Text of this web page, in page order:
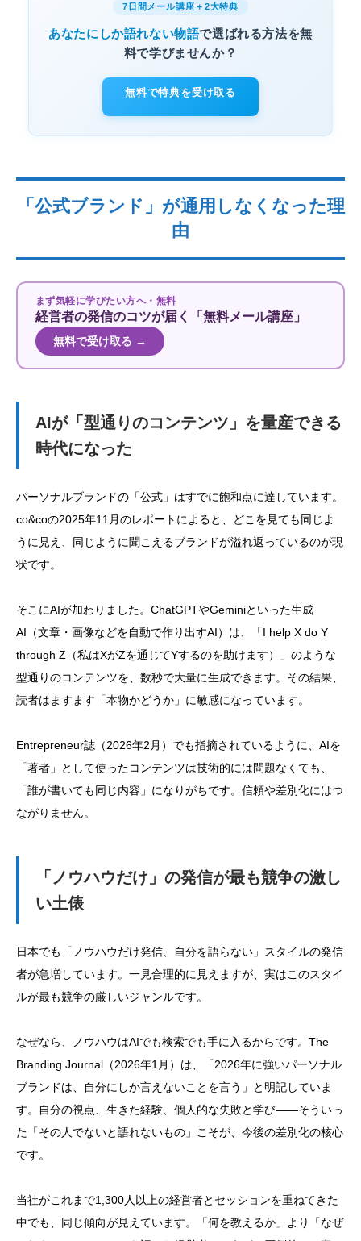
7日間メール講座＋2大特典
あなたにしか語れない物語で選ばれる方法を無
料で学びませんか？
無料で特典を受け取る
「公式ブランド」が通用しなくなった理
由
まず気軽に学びたい方へ・無料
経営者の発信のコツが届く「無料メール講座」
無料で受け取る →
AIが「型通りのコンテンツ」を量産できる
時代になった
パーソナルブランドの「公式」はすでに飽和点に達しています。
co&coの2025年11月のレポートによると、どこを見ても同じよ
うに見え、同じように聞こえるブランドが溢れ返っているのが現
状です。
そこにAIが加わりました。ChatGPTやGeminiといった生成
AI（文章・画像などを自動で作り出すAI）は、「I help X do Y
through Z（私はXがZを通じてYするのを助けます）」のような
型通りのコンテンツを、数秒で大量に生成できます。その結果、
読者はますます「本物かどうか」に敏感になっています。
Entrepreneur誌（2026年2月）でも指摘されているように、AIを
「著者」として使ったコンテンツは技術的には問題なくても、
「誰が書いても同じ内容」になりがちです。信頼や差別化にはつ
ながりません。
「ノウハウだけ」の発信が最も競争の激し
い土俵
日本でも「ノウハウだけ発信、自分を語らない」スタイルの発信
者が急増しています。一見合理的に見えますが、実はこのスタイ
ルが最も競争の厳しいジャンルです。
なぜなら、ノウハウはAIでも検索でも手に入るからです。The
Branding Journal（2026年1月）は、「2026年に強いパーソナル
ブランドは、自分にしか言えないことを言う」と明記していま
す。自分の視点、生きた経験、個人的な失敗と学び——そういっ
た「その人でないと語れないもの」こそが、今後の差別化の核心
です。
当社がこれまで1,300人以上の経営者とセッションを重ねてきた
中でも、同じ傾向が見えています。「何を教えるか」より「なぜ